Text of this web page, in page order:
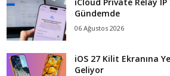
Gündemde
06 Ağustos 2026
iOS 27 Kilit Ekranına
Geliyor